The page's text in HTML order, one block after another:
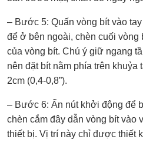
– Bước 5: Quấn vòng bít vào
để ở bên ngoài, chèn cuối
của vòng bít. Chú ý giữ ngang
nên đặt bít nằm phía trên khuỷa
2cm (0,4-0,8”).
– Bước 6: Ấn nút khởi động để
chèn cắm đây dẫn vòng bít vào
thiết bị. Vị trí này chỉ được thiết